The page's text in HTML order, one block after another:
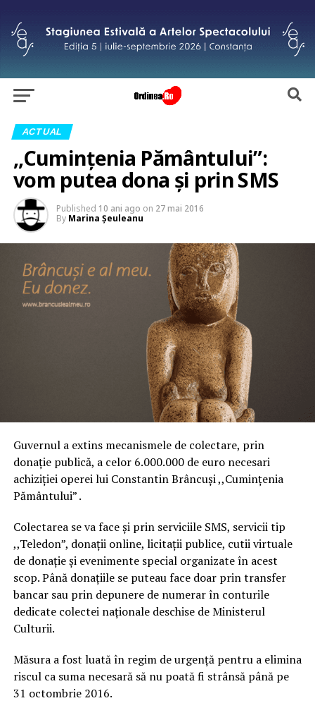
ACTUAL
,,Cuminţenia Pământului”:
vom putea dona şi prin SMS
Published 10 ani ago on 27 mai 2016
By Marina Şeuleanu
Guvernul a extins mecanismele de colectare, prin
donaţie publică, a celor 6.000.000 de euro necesari
achiziţiei operei lui Constantin Brâncuşi ,,Cuminţenia
Pământului” .
Colectarea se va face şi prin serviciile SMS, servicii tip
,,Teledon”, donaţii online, licitaţii publice, cutii virtuale
de donaţie şi evenimente special organizate în acest
scop. Până donaţiile se puteau face doar prin transfer
bancar sau prin depunere de numerar în conturile
dedicate colectei naţionale deschise de Ministerul
Culturii.
Măsura a fost luată în regim de urgenţă pentru a elimina
riscul ca suma necesară să nu poată fi strânsă până pe
31 octombrie 2016.